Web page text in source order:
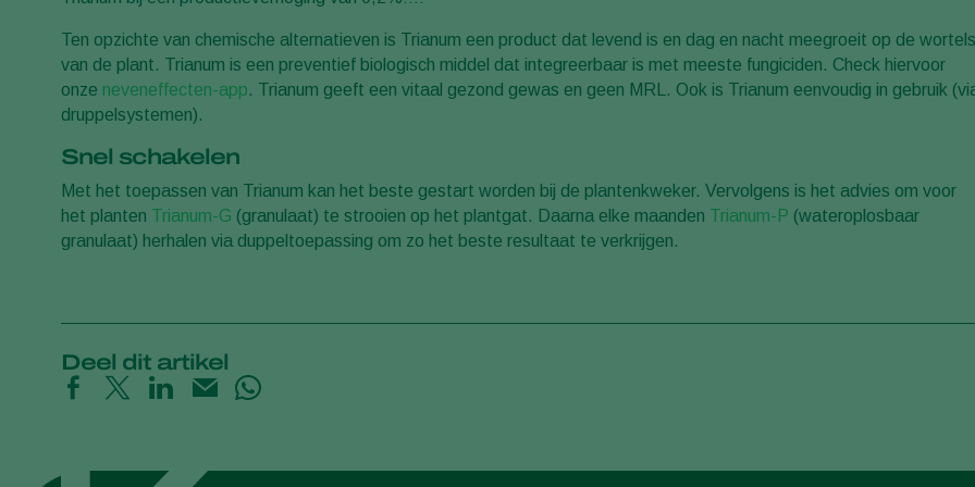
Ten opzichte van chemische alternatieven is Trianum een product dat levend is en dag en nacht meegroeit op de wortels
van de plant. Trianum is een preventief biologisch middel dat integreerbaar is met meeste fungiciden. Check hiervoor
onze neveneffecten-app. Trianum geeft een vitaal gezond gewas en geen MRL. Ook is Trianum eenvoudig in gebruik
druppelsystemen).
Snel schakelen
Met het toepassen van Trianum kan het beste gestart worden bij de plantenkweker. Vervolgens is het advies om voor
het planten
Trianum-G (granulaat) te strooien op het plantgat. Daarna elke maanden Trianum-P (wateroplosbaar
granulaat) herhalen via duppeltoepassing om zo het beste resultaat te verkrijgen.
Deel dit artikel